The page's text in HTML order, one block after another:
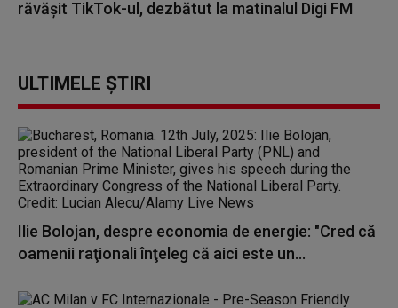
răvășit TikTok-ul, dezbătut la matinalul Digi FM
ULTIMELE ȘTIRI
Ilie Bolojan, despre economia de energie: "Cred că
oamenii raţionali înţeleg că aici este un...